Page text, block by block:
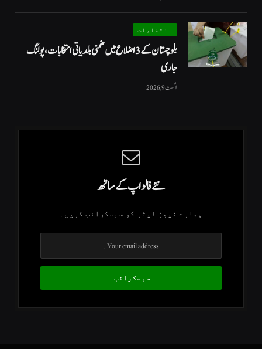
انتخابات
بلوچستان کے 3 اضلاع میں ضمنی بلدیاتی انتخابات، پولنگ
جاری
اگست 9, 2026
نئے فالو اپ کے ساتھ
ہمارے نیوز لیٹر کو سبسکرائب کریں۔